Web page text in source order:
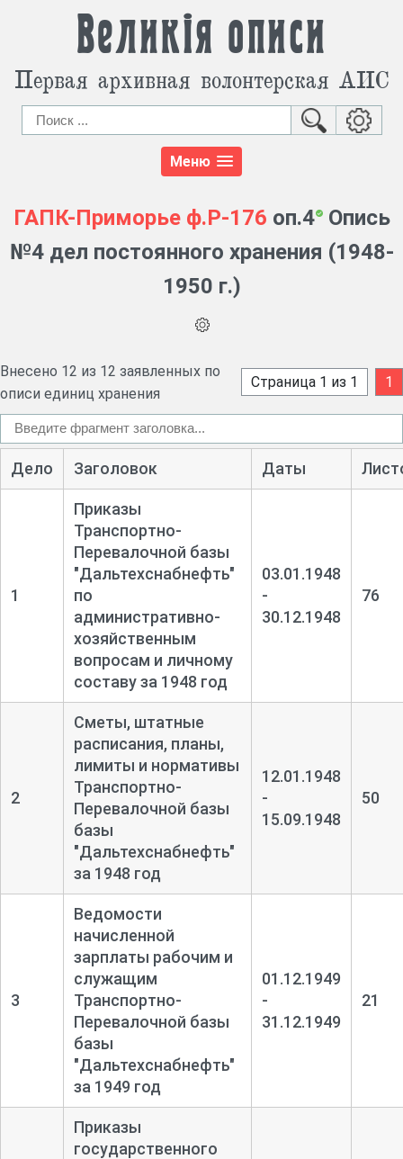
Великія описи
Первая архивная волонтерская АИС
Меню
ГАПК-Приморье ф.Р-176 оп.4 Опись
№4 дел постоянного хранения (1948-
1950 г.)
Внесено 12 из 12 заявленных по
описи единиц хранения
Страница 1 из 1 1
Дело Заголовок Даты
1
Приказы
Транспортно-
Перевалочной базы
"Дальтехснабнефть"
по
административно-
хозяйственным
вопросам и личному
составу за 1948 год
03.01.1948
-
30.12.1948
76
2
Сметы, штатные
расписания, планы,
лимиты и нормативы
Транспортно-
Перевалочной базы
базы
"Дальтехснабнефть"
за 1948 год
12.01.1948
-
15.09.1948
50
3
Ведомости
начисленной
зарплаты рабочим и
служащим
Транспортно-
Перевалочной базы
базы
"Дальтехснабнефть"
за 1949 год
01.12.1949
-
31.12.1949
21
Приказы
государственного